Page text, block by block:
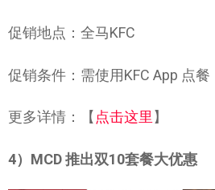
促销地点：全马KFC
促销条件：需使用KFC App 点餐
更多详情：【 点击这里 】
4）MCD 推出双10套餐大优惠